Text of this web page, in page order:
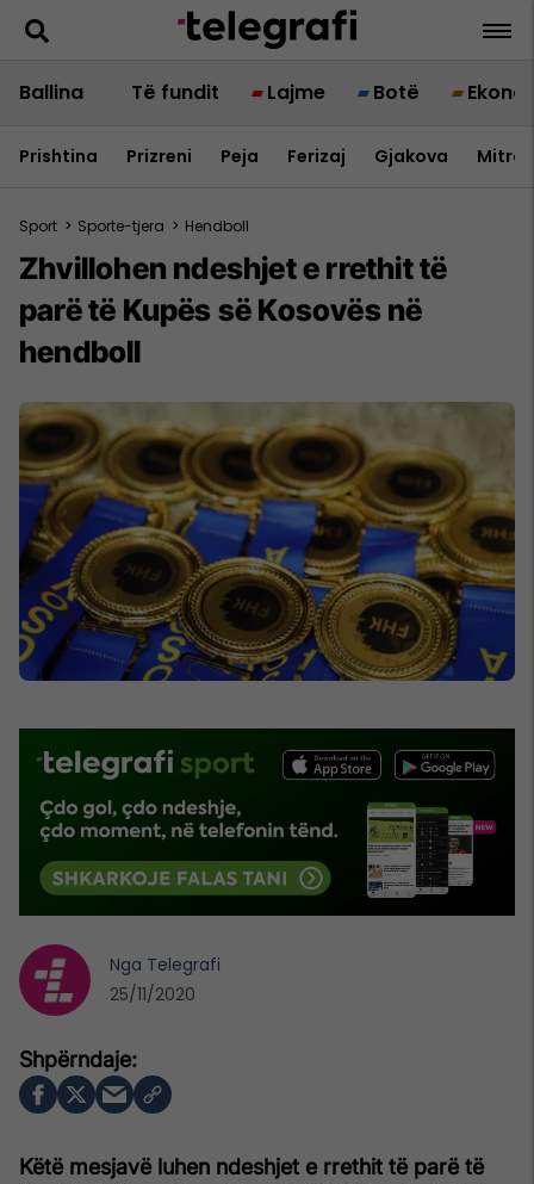
Ballina Të fundit Lajme Botë
Prishtina Prizreni Peja Ferizaj Gjakova
Sport > Sporte-tjera > Hendboll
Zhvillohen ndeshjet e rrethit të
parë të Kupës së Kosovës në
hendboll
Këtë mesjavë luhen ndeshjet e rrethit të parë të
Nga Telegrafi
25/11/2020